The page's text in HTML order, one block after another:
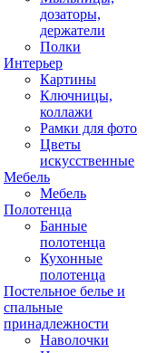
дозаторы,
держатели
Полки
Интерьер
Картины
Ключницы,
коллажи
Рамки для фото
Цветы
искусственные
Мебель
Мебель
Полотенца
Банные
полотенца
Кухонные
полотенца
Постельное белье и
спальные
принадлежности
Наволочки